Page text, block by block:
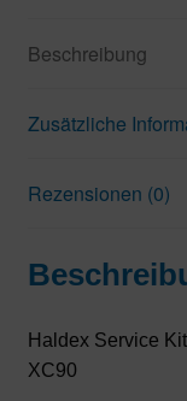
Beschreibung
Zusätzliche
Rezensionen (0)
Haldex Service
XC90